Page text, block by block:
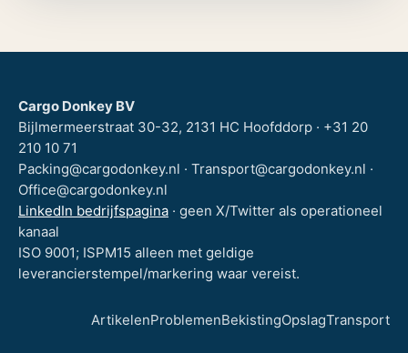
Cargo Donkey BV
Bijlmermeerstraat 30-32, 2131 HC Hoofddorp · +31 20
210 10 71
Packing@cargodonkey.nl · Transport@cargodonkey.nl ·
Office@cargodonkey.nl
LinkedIn bedrijfspagina · geen X/Twitter als operationeel
kanaal
ISO 9001; ISPM15 alleen met geldige
leverancierstempel/markering waar vereist.
ArtikelenProblemenBekistingOpslagTransport